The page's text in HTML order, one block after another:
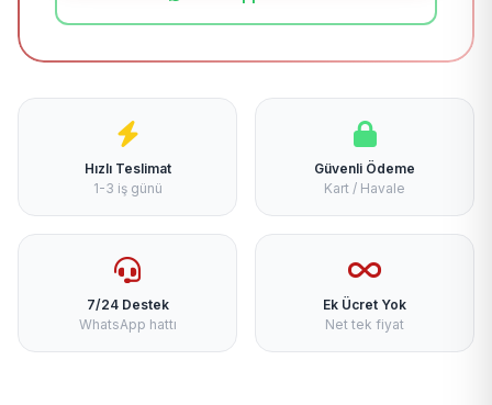
Hızlı Teslimat
1-3 iş günü
Güvenli Ödeme
Kart / Havale
7/24 Destek
WhatsApp hattı
Ek Ücret Yok
Net tek fiyat